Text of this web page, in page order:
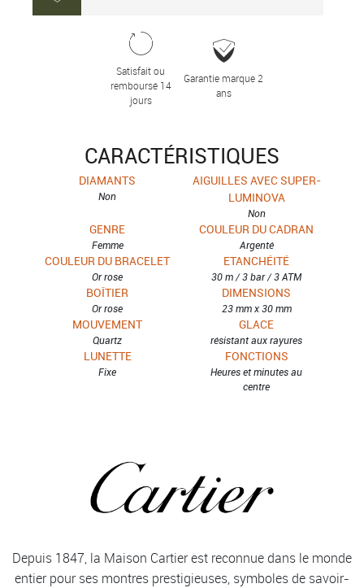
Satisfait ou
remboursé 14
jours
Garantie marque 2
ans
CARACTÉRISTIQUES
DIAMANTS
Non
AIGUILLES AVEC SUPER-
LUMINOVA
Non
GENRE
Femme
COULEUR DU CADRAN
Argenté
COULEUR DU BRACELET
Or rose
ETANCHÉITÉ
30 m / 3 bar / 3 ATM
BOÎTIER
Or rose
DIMENSIONS
23 mm x 30 mm
MOUVEMENT
Quartz
GLACE
résistant aux rayures
LUNETTE
Fixe
FONCTIONS
Heures et minutes au
centre
Depuis 1847, la Maison Cartier est reconnue dans le monde
entier pour ses montres prestigieuses, symboles de savoir-